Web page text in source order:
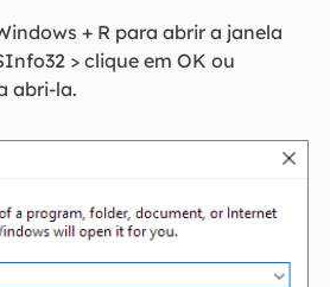
+ R para abrir a janela
> clique em OK ou
abri-la.